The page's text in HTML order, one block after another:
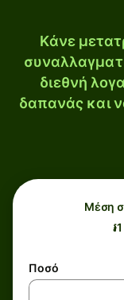
Κάνε
διεθνή
δαπανάς και
Μέση
៛
Ποσό